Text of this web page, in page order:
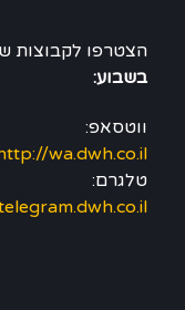
הצטרפו לקבוצות
בשבוע:
ווטסאפ:
wa.dwh.co.il
טלגרם: